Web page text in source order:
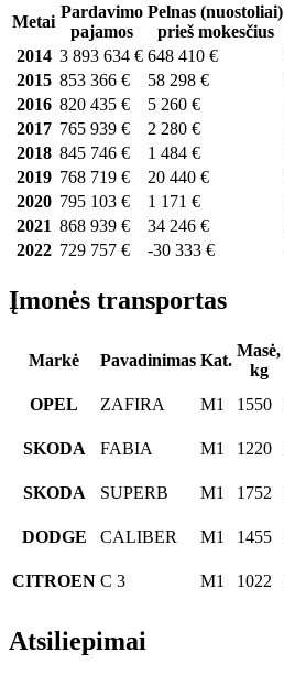
Metai
Pardavimo
pajamos
Pelnas (nuostoliai)
prieš mokesčius
2014 3 893 634 € 648 410 €
2015 853 366 € 58 298 €
2016 820 435 € 5 260 €
2017 765 939 € 2 280 €
2018 845 746 € 1 484 €
2019 768 719 € 20 440 €
2020 795 103 € 1 171 €
2021 868 939 € 34 246 €
2022 729 757 € -30 333 €
Įmonės transportas
Markė Pavadinimas Kat.
Masė,
kg
OPEL ZAFIRA M1 1550
SKODA FABIA M1 1220
SKODA SUPERB M1 1752
DODGE CALIBER M1 1455
CITROEN C 3 M1 1022
Atsiliepimai